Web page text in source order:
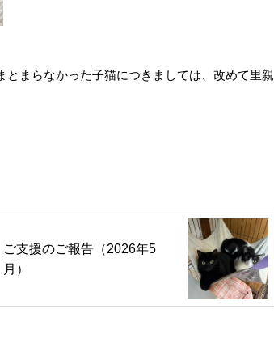
まらなかった子猫につきましては、改めて里親
ご支援のご報告（2026年5
月）